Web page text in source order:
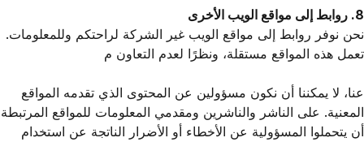
8. روابط إلى مواقع الويب الأخرى
نحن نوفر روابط إلى مواقع الويب غير الشركة لراحتكم وللمعلومات.
تعمل هذه المواقع مستقلة، ونظرًا لعدم التعاون م
عنا، لا يمكننا أن نكون مسؤولين عن المحتوى الذي تقدمه المواقع
المعنية. على الناشر والناشرين ومقدمي المعلومات للمواقع المرتبطة
أن يتحملوا المسؤولية عن الأخطاء أو الأضرار الناتجة عن استخدام